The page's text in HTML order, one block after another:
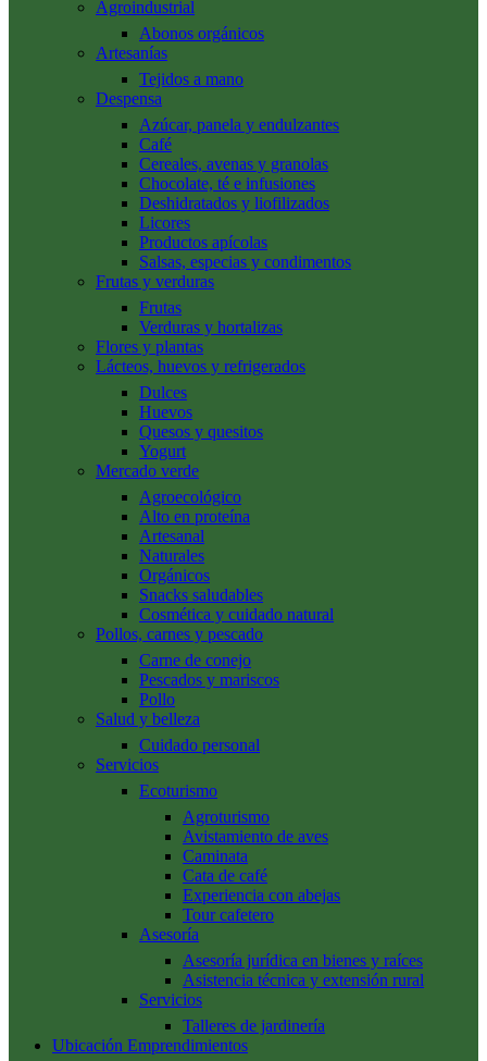
Agroindustrial
Abonos orgánicos
Artesanías
Tejidos a mano
Despensa
Azúcar, panela y endulzantes
Café
Cereales, avenas y granolas
Chocolate, té e infusiones
Deshidratados y liofilizados
Licores
Productos apícolas
Salsas, especias y condimentos
Frutas y verduras
Frutas
Verduras y hortalizas
Flores y plantas
Lácteos, huevos y refrigerados
Dulces
Huevos
Quesos y quesitos
Yogurt
Mercado verde
Agroecológico
Alto en proteína
Artesanal
Naturales
Orgánicos
Snacks saludables
Cosmética y cuidado natural
Pollos, carnes y pescado
Carne de conejo
Pescados y mariscos
Pollo
Salud y belleza
Cuidado personal
Servicios
Ecoturismo
Agroturismo
Avistamiento de aves
Caminata
Cata de café
Experiencia con abejas
Tour cafetero
Asesoría
Asesoría jurídica en bienes y raíces
Asistencia técnica y extensión rural
Servicios
Talleres de jardinería
Ubicación Emprendimientos